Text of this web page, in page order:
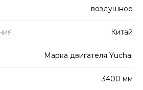
воздушное
Китай
Марка двигателя Yuchai
3400 мм